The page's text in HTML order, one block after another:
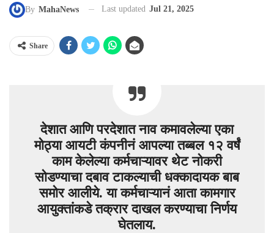
By MahaNews Last updated Jul 21, 2025
Share
देशात आणि परदेशात नाव कमावलेल्या एका
मोठ्या आयटी कंपनीनं आपल्या तब्बल १२ वर्षं
काम केलेल्या कर्मचाऱ्यावर थेट नोकरी
सोडण्याचा दबाव टाकल्याची धक्कादायक बाब
समोर आलीये. या कर्मचाऱ्यानं आता कामगार
आयुक्तांकडे तक्रार दाखल करण्याचा निर्णय
घेतलाय.